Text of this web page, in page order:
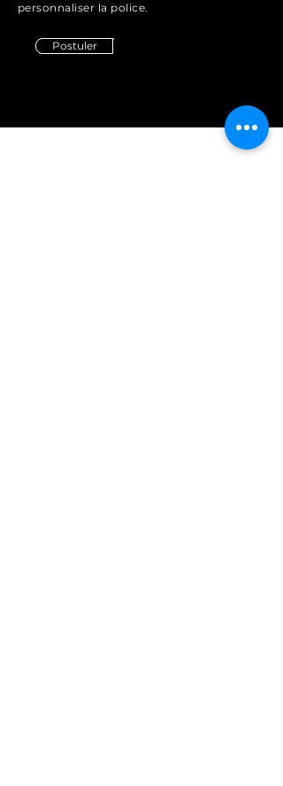
personnaliser la police.
Postuler